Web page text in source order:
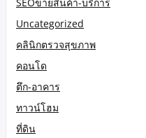
Uncategorized
คลินิกตรวจสุขภาพ
คอนโด
ตึก-อาคาร
ทาวน์โฮม
ที่ดิน